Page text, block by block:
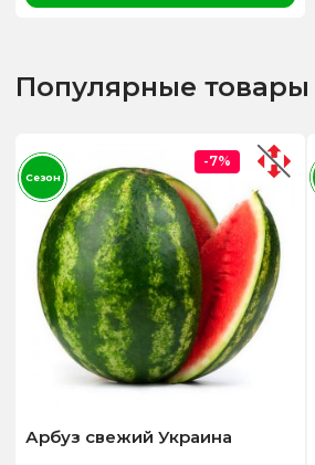
Популярные товары
Арбуз свежий Украина
-7%
Сезон